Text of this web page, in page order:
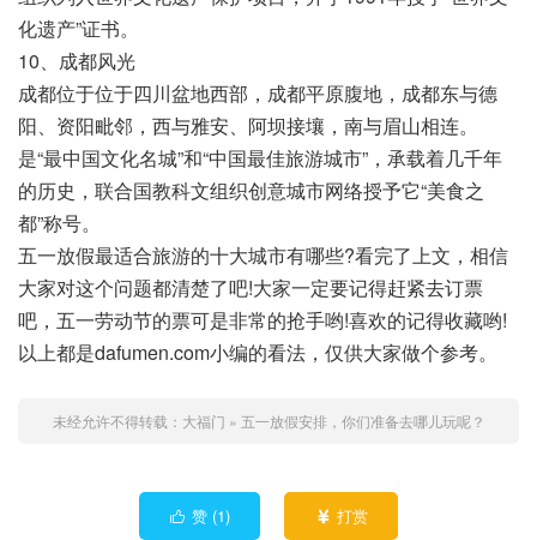
化遗产”证书。
10、成都风光
成都位于位于四川盆地西部，成都平原腹地，成都东与德
阳、资阳毗邻，西与雅安、阿坝接壤，南与眉山相连。
是“最中国文化名城”和“中国最佳旅游城市”，承载着几千年
的历史，联合国教科文组织创意城市网络授予它“美食之
都”称号。
五一放假最适合旅游的十大城市有哪些?看完了上文，相信
大家对这个问题都清楚了吧!大家一定要记得赶紧去订票
吧，五一劳动节的票可是非常的抢手哟!喜欢的记得收藏哟!
以上都是dafumen.com小编的看法，仅供大家做个参考。
未经允许不得转载： 大福门 » 五一放假安排，你们准备去哪儿玩呢？
 赞 (1)  打赏